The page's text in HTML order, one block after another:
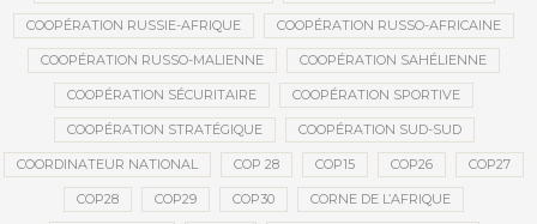
COOPÉRATION RUSSIE-AFRIQUE COOPÉRATION RUSSO-AFRICAINE
COOPÉRATION RUSSO-MALIENNE COOPÉRATION SAHÉLIENNE
COOPÉRATION SÉCURITAIRE COOPÉRATION SPORTIVE
COOPÉRATION STRATÉGIQUE COOPÉRATION SUD-SUD
COORDINATEUR NATIONAL COP 28 COP15 COP26 COP27
COP28 COP29 COP30 CORNE DE L’AFRIQUE